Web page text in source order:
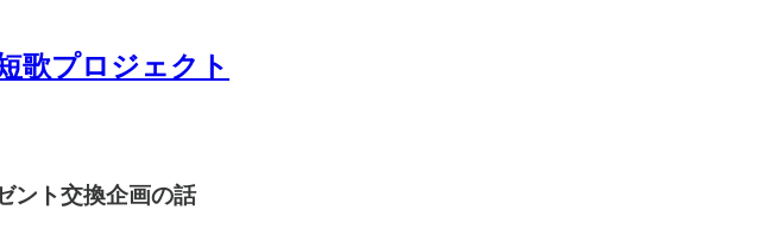
歌プロジェクト
ント交換企画の話